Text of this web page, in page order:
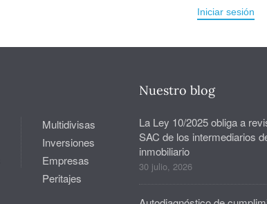
Iniciar sesión
Multidivisas
Inversiones
Empresas
Peritajes
Nuestro blog
La Ley 10/2025 obliga a
SAC de los intermediarios
inmobiliario
30 julio, 2026